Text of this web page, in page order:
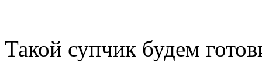
Такой супчик будем